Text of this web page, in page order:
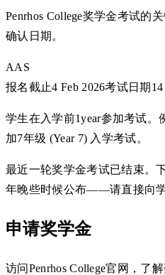
Penrhos College奖学金考试的
确认日期。
AAS
报名截止4 Feb 2026考试日期
学生在入学前1year参加考试。
加7年级 (Year 7) 入学考试。
最近一轮奖学金考试已结束。
年晚些时候公布——请直接向学
申请奖学金
访问Penrhos College官网，了